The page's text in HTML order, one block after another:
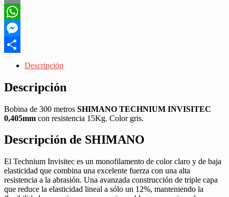
Email
WhatsApp
Messenger
Descripción
Descripción
Bobina de 300 metros SHIMANO TECHNIUM INVISITEC
0,405mm con resistencia 15Kg. Color gris.
Descripción de SHIMANO
El Technium Invisitec es un monofilamento de color claro y de baja
elasticidad que combina una excelente fuerza con una alta
resistencia a la abrasión. Una avanzada construcción de triple capa
que reduce la elasticidad lineal a sólo un 12%, manteniendo la